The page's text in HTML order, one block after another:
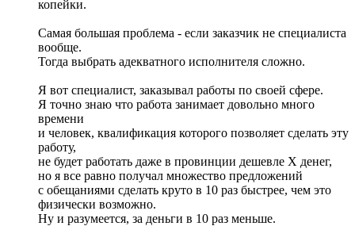
копейки.
Самая большая проблема - если заказчик не специалиста
вообще.
Тогда выбрать адекватного исполнителя сложно.
Я вот специалист, заказывал работы по своей сфере.
Я точно знаю что работа занимает довольно много
времени
и человек, квалификация которого позволяет сделать эту
работу,
не будет работать даже в провинции дешевле Х денег,
но я все равно получал множество предложений
с обещаниями сделать круто в 10 раз быстрее, чем это
физически возможно.
Ну и разумеется, за деньги в 10 раз меньше.